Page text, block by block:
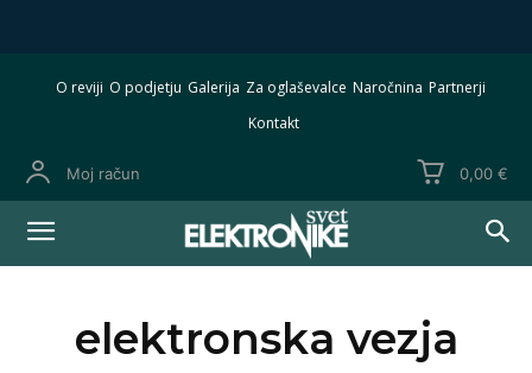
O reviji O podjetju Galerija Za oglaševalce Naročnina Partnerji
Kontakt
Moj račun 0,00 €
elektronska vezja